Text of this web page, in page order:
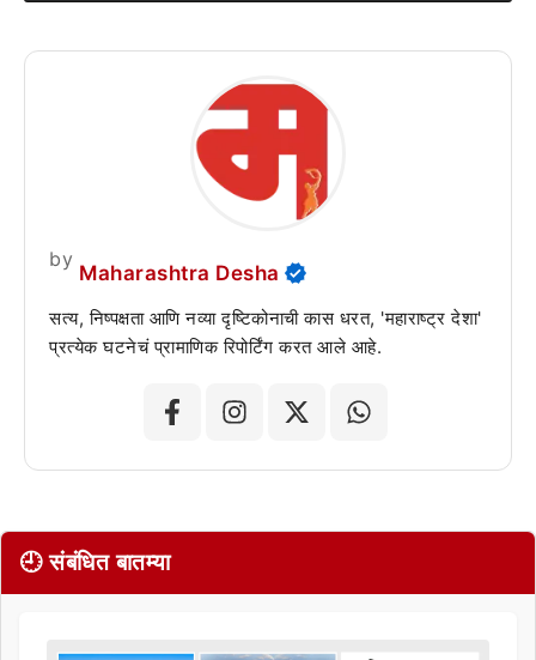
by
Maharashtra Desha
सत्य, निष्पक्षता आणि नव्या दृष्टिकोनाची कास धरत, 'महाराष्ट्र देशा'
प्रत्येक घटनेचं प्रामाणिक रिपोर्टिंग करत आले आहे.
🕘 संबंधित बातम्या